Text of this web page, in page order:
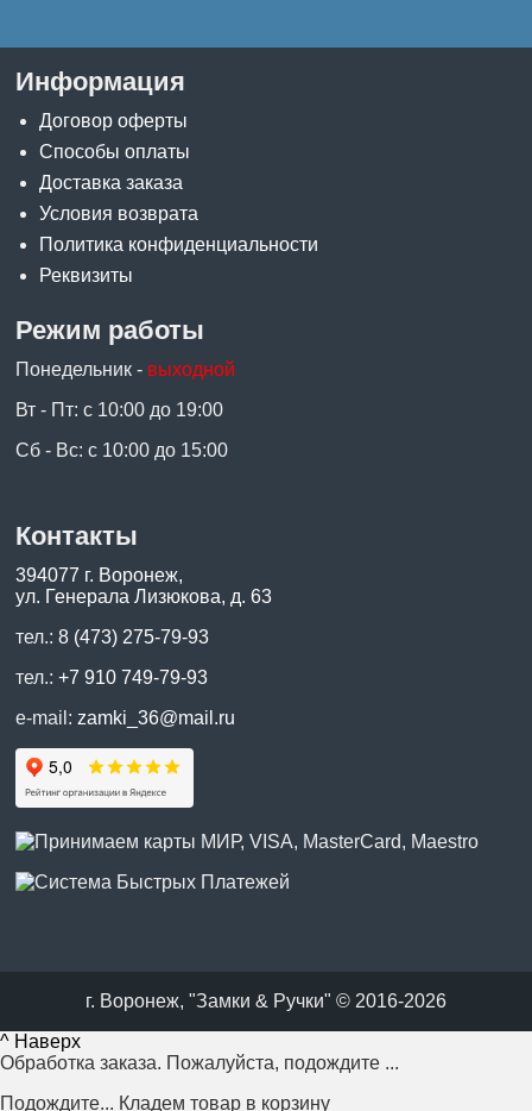
Информация
Договор оферты
Способы оплаты
Доставка заказа
Условия возврата
Политика конфиденциальности
Реквизиты
Режим работы
Понедельник - выходной
Вт - Пт: с 10:00 до 19:00
Сб - Вс: с 10:00 до 15:00
Контакты
394077 г. Воронеж,
ул. Генерала Лизюкова, д. 63
тел.:8 (473) 275-79-93
тел.:+7 910 749-79-93
e-mail: zamki_36@mail.ru
г. Воронеж, "Замки & Ручки" © 2016-2026
^ Наверх
Обработка заказа. Пожалуйста, подождите ...
Подождите... Кладем товар в корзину